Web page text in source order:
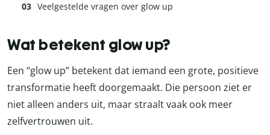
Veelgestelde vragen over glow up
Wat betekent glow up?
Een “glow up” betekent dat iemand een grote, positieve
transformatie heeft doorgemaakt. Die persoon ziet er
niet alleen anders uit, maar straalt vaak ook meer
zelfvertrouwen uit.